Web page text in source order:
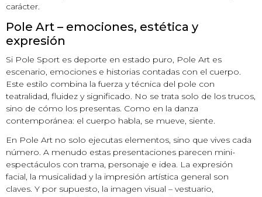
carácter.
Pole Art – emociones, estética y
expresión
Si Pole Sport es deporte en estado puro, Pole Art es
escenario, emociones e historias contadas con el cuerpo.
Este estilo combina la fuerza y técnica del pole con
teatralidad, fluidez y significado. No se trata solo de los trucos,
sino de cómo los presentas. Como en la danza
contemporánea: el cuerpo habla, se mueve, siente.
En Pole Art no solo ejecutas elementos, sino que vives cada
número. A menudo estas presentaciones parecen mini-
espectáculos con trama, personaje e idea. La expresión
facial, la musicalidad y la impresión artística general son
claves. Y por supuesto, la imagen visual – vestuario,